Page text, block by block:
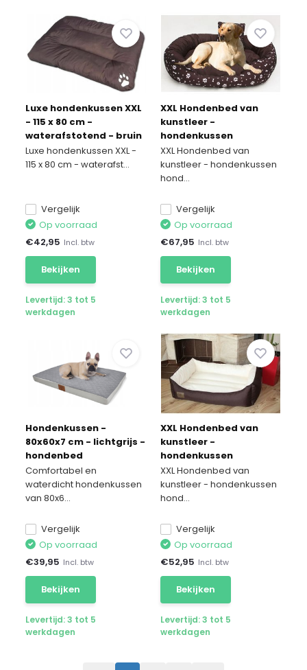
Luxe hondenkussen XXL
- 115 x 80 cm -
waterafstotend - bruin
- hondekussen -
hondenmat -
Luxe hondenkussen XXL -
115 x 80 cm - waterafst...
Vergelijk
Op voorraad
€42,95 Incl. btw
Bekijken
Levertijd: 3 tot 5
werkdagen
XXL Hondenbed van
kunstleer -
hondenkussen
hondensofa kattenbed
hondenkorf -
waterdicht 110 X 80 cm
XXL Hondenbed van
kunstleer - hondenkussen
hond...
Vergelijk
Op voorraad
€67,95 Incl. btw
Bekijken
Levertijd: 3 tot 5
werkdagen
Hondenkussen -
80x60x7 cm - lichtgrijs -
hondenbed
Comfortabel en
waterdicht hondenkussen
van 80x6...
Vergelijk
Op voorraad
€39,95 Incl. btw
Bekijken
Levertijd: 3 tot 5
werkdagen
XXL Hondenbed van
kunstleer -
hondenkussen
hondensofa kattenbed
hondenkorf -
waterdicht 90 X 60
XXL Hondenbed van
kunstleer - hondenkussen
hond...
Vergelijk
Op voorraad
€52,95 Incl. btw
Bekijken
Levertijd: 3 tot 5
werkdagen